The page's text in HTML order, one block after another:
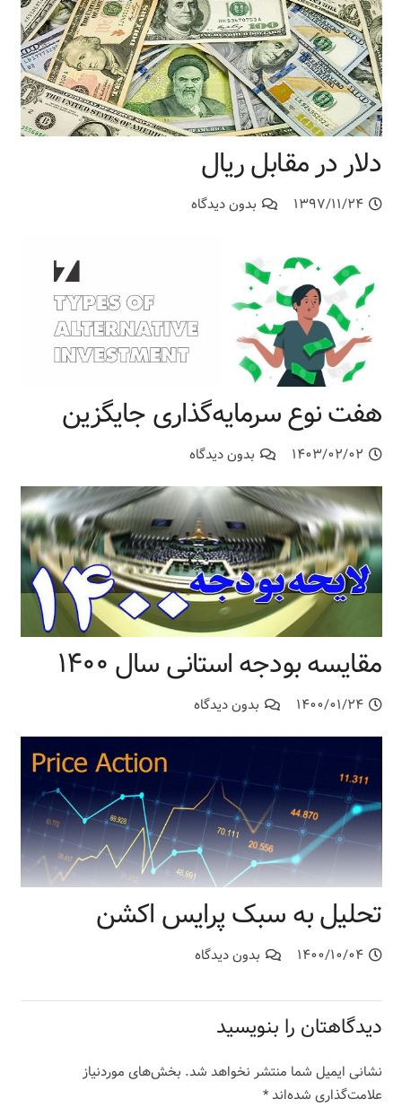
دلار در مقابل ریال
۱۳۹۷/۱۱/۲۴ بدون دیدگاه
هفت نوع سرمایه‌گذاری جایگزین
۱۴۰۳/۰۲/۰۲ بدون دیدگاه
مقایسه بودجه استانی سال ۱۴۰۰
۱۴۰۰/۰۱/۲۴ بدون دیدگاه
تحلیل به سبک پرایس اکشن
۱۴۰۰/۱۰/۰۴ بدون دیدگاه
دیدگاهتان را بنویسید
نشانی ایمیل شما منتشر نخواهد شد. بخش‌های موردنیاز
علامت‌گذاری شده‌اند*